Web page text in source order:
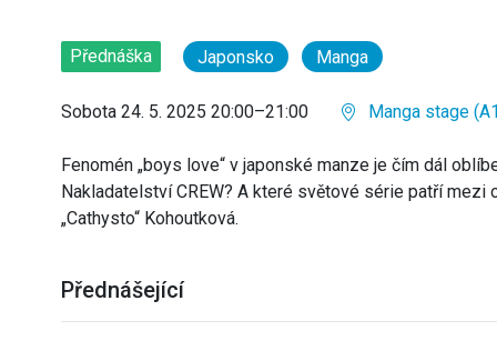
Přednáška Japonsko Manga
Sobota 24. 5. 2025 20:00–21:00 Manga stage
Fenomén „boys love“ v japonské manze je čím dál
Nakladatelství CREW? A které světové série patří mezi
„Cathysto“ Kohoutková.
Přednášející